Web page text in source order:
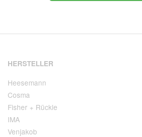
HERSTELLER
Heesemann
Cosma
Fisher + Rückle
IMA
Venjakob